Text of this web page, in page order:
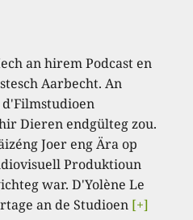
an hirem Podcast en
Aarbecht. An
d'Filmstudioen
Dieren endgülteg zou.
Joer eng Ära op
Produktioun
war. D'Yolène Le
an de Studioen [+]